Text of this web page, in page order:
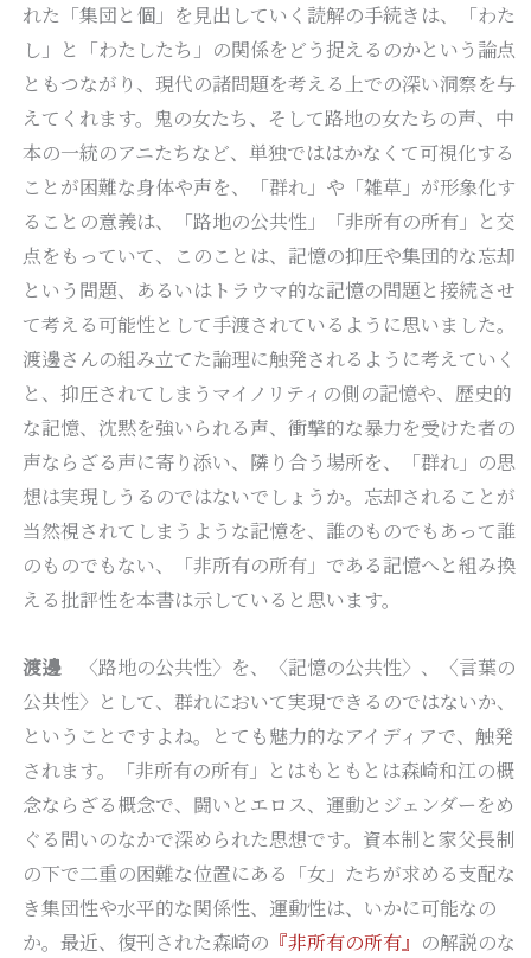
れた「集団と個」を見出していく読解の手続きは、「わた
し」と「わたしたち」の関係をどう捉えるのかという論点
ともつながり、現代の諸問題を考える上での深い洞察を与
えてくれます。鬼の女たち、そして路地の女たちの声、中
本の一統のアニたちなど、単独でははかなくて可視化する
ことが困難な身体や声を、「群れ」や「雑草」が形象化す
ることの意義は、「路地の公共性」「非所有の所有」と交
点をもっていて、このことは、記憶の抑圧や集団的な忘却
という問題、あるいはトラウマ的な記憶の問題と接続させ
て考える可能性として手渡されているように思いました。
渡邊さんの組み立てた論理に触発されるように考えていく
と、抑圧されてしまうマイノリティの側の記憶や、歴史的
な記憶、沈黙を強いられる声、衝撃的な暴力を受けた者の
声ならざる声に寄り添い、隣り合う場所を、「群れ」の思
想は実現しうるのではないでしょうか。忘却されることが
当然視されてしまうような記憶を、誰のものでもあって誰
のものでもない、「非所有の所有」である記憶へと組み換
える批評性を本書は示していると思います。
渡邊〈路地の公共性〉を、〈記憶の公共性〉、〈言葉の
公共性〉として、群れにおいて実現できるのではないか、
ということですよね。とても魅力的なアイディアで、触発
されます。「非所有の所有」とはもともとは森崎和江の概
念ならざる概念で、闘いとエロス、運動とジェンダーをめ
ぐる問いのなかで深められた思想です。資本制と家父長制
の下で二重の困難な位置にある「女」たちが求める支配な
き集団性や水平的な関係性、運動性は、いかに可能なの
か。最近、復刊された森崎の 『非所有の所有』 の解説のな